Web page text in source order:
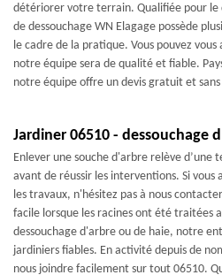
détériorer votre terrain. Qualifiée pour le
de dessouchage WN Elagage possède
le cadre de la pratique. Vous pouvez
notre équipe sera de qualité et fiable.
notre équipe offre un devis gratuit et
Jardiner 06510 - dessouchage
Enlever une souche d'arbre relève d’une
avant de réussir les interventions. Si vous
les travaux, n'hésitez pas à nous
facile lorsque les racines ont été traitées
dessouchage d'arbre ou de haie, notre
jardiniers fiables. En activité depuis de
nous joindre facilement sur tout 06510.